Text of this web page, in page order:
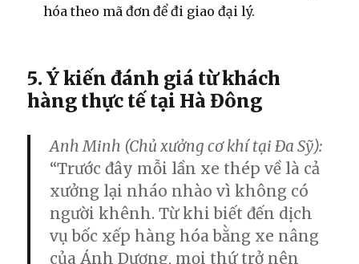
hóa theo mã đơn để đi giao đại lý.
5. Ý kiến đánh giá từ khách
hàng thực tế tại Hà Đông
Anh Minh (Chủ xưởng cơ khí tại Đa Sỹ):
“Trước đây mỗi lần xe thép về là cả
xưởng lại nháo nhào vì không có
người khênh. Từ khi biết đến dịch
vụbốc xếp hàng hóa bằng xe nâng
của Ánh Dương, mọi thứ trở nên